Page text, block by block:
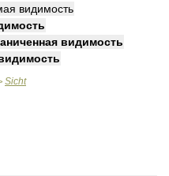
видимость
видимость
Sicht